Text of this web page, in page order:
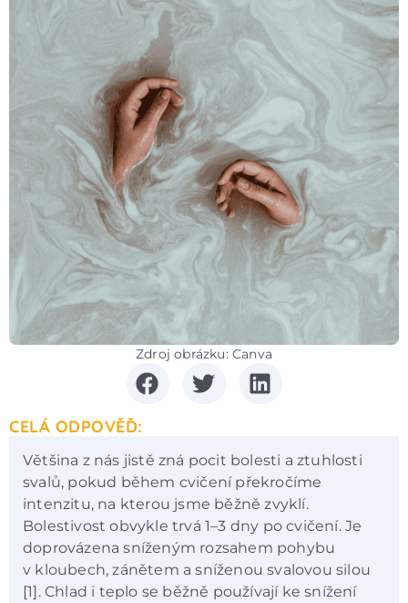
Zdroj obrázku: Canva
CELÁ ODPOVĚĎ:
Většina z nás jistě zná pocit bolesti a ztuhlosti
svalů, pokud během cvičení překročíme
intenzitu, na kterou jsme běžně zvyklí.
Bolestivost obvykle trvá 1–3 dny po cvičení. Je
doprovázena sníženým rozsahem pohybu
v kloubech, zánětem a sníženou svalovou silou
[1]. Chlad i teplo se běžně používají ke snížení